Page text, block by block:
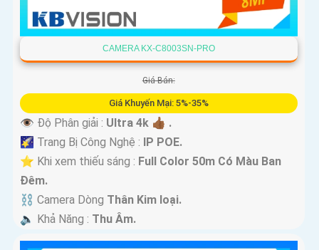
CAMERA KX-C8003SN-PRO
Giá Bán:
Giá Khuyến Mại: 5%-35%
👁 Độ Phân giải : Ultra 4k 👍🏾 .
🌠 Trang Bị Công Nghệ : IP POE.
⭐ Khi xem thiếu sáng : Full Color 50m Có Màu Ban
Ðêm.
⛓ Camera Dòng Thân Kim loại.
️🔈 Khả Năng : Thu Âm.